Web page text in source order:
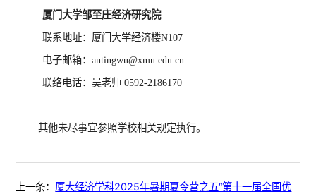
厦门大学邹至庄经济研究院
联系地址：厦门大学经济楼N107
电子邮箱：antingwu@xmu.edu.cn
联络电话：吴老师 0592-2186170
其他未尽事宜参照学校相关规定执行。
上一条： 厦大经济学科2025年暑期夏令营之五“第十一届全国优